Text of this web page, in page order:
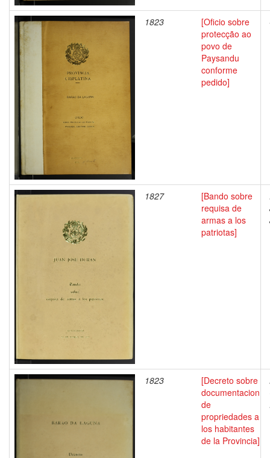
1823
[Oficio sobre
protecção ao
povo de
Paysandu
conforme
pedido]
1827
[Bando sobre
requisa de
armas a los
patriotas]
1823
[Decreto sobre
documentacion
de
propriedades a
los habitantes
de la Provincia]